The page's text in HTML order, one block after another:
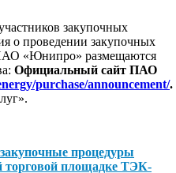
закупочных
о проведении закупочных
«Юнипро» размещаются
Официальный сайт ПАО
purchase/announcement/.
процедуры
торговой площадке ТЭК-